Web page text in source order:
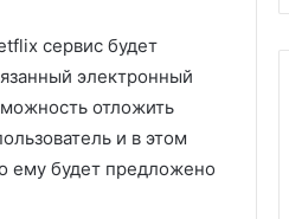
сервис будет
электронный
отложить
и в этом
ему будет предложено